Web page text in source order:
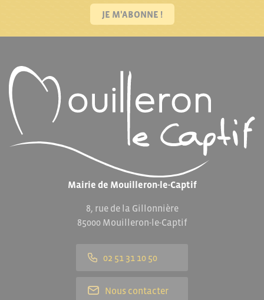
JE M'ABONNE !
Mairie de Mouilleron-le-Captif
8, rue de la Gillonnière
85000 Mouilleron-le-Captif
02 51 31 10 50
Nous contacter